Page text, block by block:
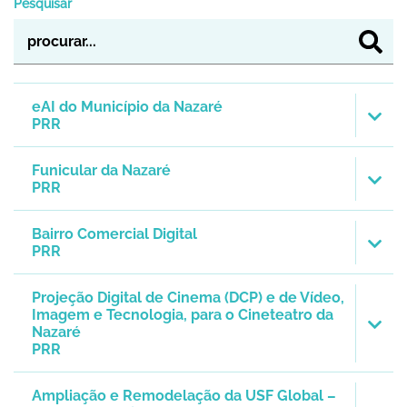
eAI do Município da Nazaré
PRR
Funicular da Nazaré
PRR
Bairro Comercial Digital
PRR
Projeção Digital de Cinema (DCP) e de Vídeo,
Imagem e Tecnologia, para o Cineteatro da
Nazaré
PRR
Ampliação e Remodelação da USF Global –